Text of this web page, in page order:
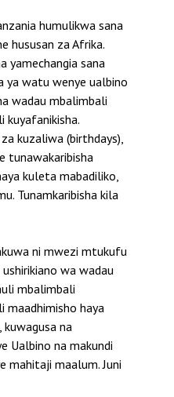
humulikwa sana
hususan za Afrika.
yamechangia sana
ya watu wenye ualbino
wadau mbalimbali
kuyafanikisha.
kuzaliwa (birthdays),
tunawakaribisha
kuleta mabadiliko,
Tunamkaribisha kila
ni mwezi mtukufu
wa wadau
mbalimbali
maadhimisho haya
na
Ualbino na makundi
mahitaji maalum. Juni